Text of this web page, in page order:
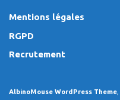
Mentions légales
RGPD
Recrutement
AlbinoMouse WordPress Theme